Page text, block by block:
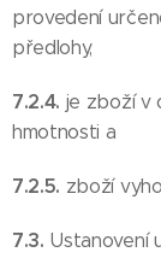
provedení
předlohy,
7.2.4. je zboží v
hmotnosti a
7.2.5. zboží
7.3. Ustanovení